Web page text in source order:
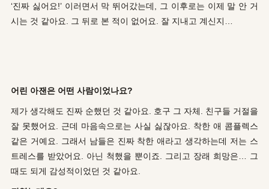
‘진짜 싫어요!’ 이러면서 막 뛰어갔는데, 그 이후로는 이제 말 안 거
시는 것 같아요. 그 뒤로 본 적이 없어요. 잘 지내고 계신지…
어린 아잰은 어떤 사람이었나요?
제가 생각해도 진짜 순했던 것 같아요. 호구 그 자체. 친구들 거절을
잘 못했어요. 근데 마음속으로는 사실 싫잖아요. 착한 애 콤플렉스
같은 거예요. 그래서 남들은 진짜 착한 애라고 생각하는데 저는 스
트레스를 받았어요. 아닌 척했을 뿐이죠. 그리고 장래 희망은… 그
때도 되게 감성적이었던 것 같아요.